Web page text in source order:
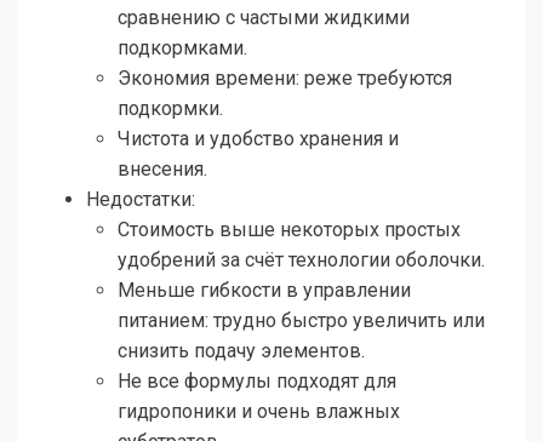
сравнению с частыми жидкими
подкормками.
Экономия времени: реже требуются
подкормки.
Чистота и удобство хранения и
внесения.
Недостатки:
Стоимость выше некоторых простых
удобрений за счёт технологии оболочки.
Меньше гибкости в управлении
питанием: трудно быстро увеличить или
снизить подачу элементов.
Не все формулы подходят для
гидропоники и очень влажных